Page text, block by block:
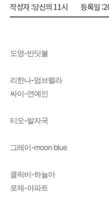
작성자 :당신의 11시 등록일 :
도영-반딧불
리한나-엄브렐라
싸이-연예인
티오-발자국
그레이-moon blue
클릭비-하늘아
로제-아파트